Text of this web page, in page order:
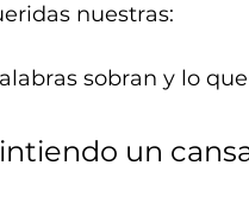
nuestras:
sobran y lo
un